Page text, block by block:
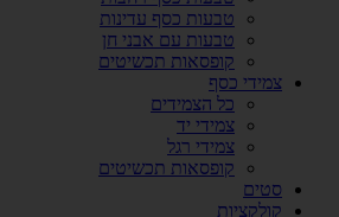
טבעות כסף עדינות
טבעות עם אבני חן
קופסאות תכשיטים
צמידי כסף
כל הצמידים
צמידי יד
צמידי רגל
קופסאות תכשיטים
סטים
קולקציות